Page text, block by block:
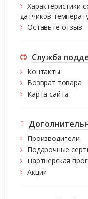
Характеристики
датчиков
Оставьте отзыв
Служба
Контакты
Возврат товара
Карта сайта
Производители
Подарочные
Партнерская
Акции